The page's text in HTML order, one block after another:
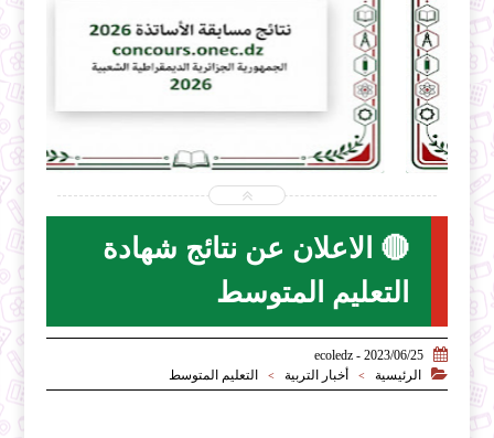
2026-07-31
ecoledz.net
🔴 الاعلان عن نتائج شهادة
التعليم المتوسط

2023/06/25 - ecoledz

الرئيسية > أخبار التربية > التعليم المتوسط